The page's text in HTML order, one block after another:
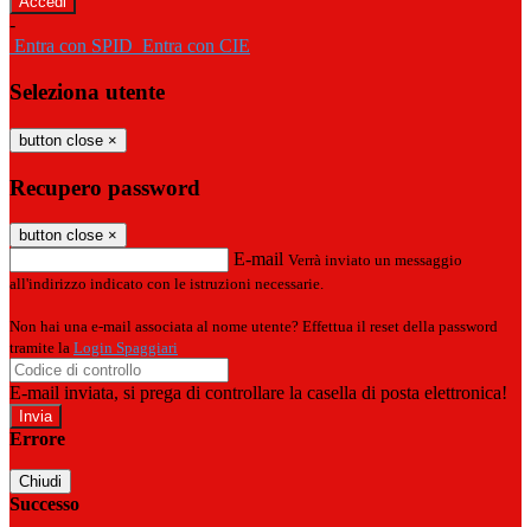
-
Entra con SPID Entra con CIE
Seleziona utente
button close ×
Recupero password
button close ×
E-mail Verrà inviato un messaggio
all'indirizzo indicato con le istruzioni necessarie.
Non hai una e-mail associata al nome utente? Effettua il reset della password
tramite la Login Spaggiari
E-mail inviata, si prega di controllare la casella di posta elettronica!
Errore
Chiudi
Successo